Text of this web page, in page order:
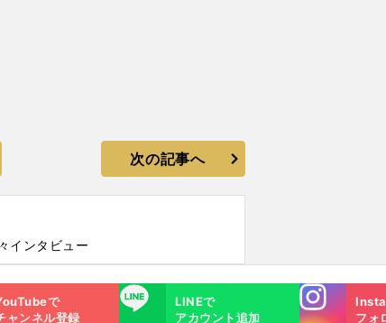
次の記事へ
インタビュー
で
ャンネル登録
LINE
LINEで
アカウント追加
Instagra
m
フォ